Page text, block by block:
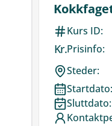
Kurs ID:
Kr.Prisinfo:
Steder:
Startdato:
Sluttdato: